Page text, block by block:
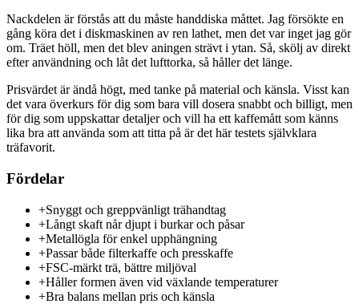
Nackdelen är förstås att du måste handdiska måttet. Jag försökte en
gång köra det i diskmaskinen av ren lathet, men det var inget jag gör
om. Träet höll, men det blev aningen strävt i ytan. Så, skölj av direkt
efter användning och låt det lufttorka, så håller det länge.
Prisvärdet är ändå högt, med tanke på material och känsla. Visst kan
det vara överkurs för dig som bara vill dosera snabbt och billigt, men
för dig som uppskattar detaljer och vill ha ett kaffemått som känns
lika bra att använda som att titta på är det här testets självklara
träfavorit.
Fördelar
+Snyggt och greppvänligt trähandtag
+Långt skaft når djupt i burkar och påsar
+Metallögla för enkel upphängning
+Passar både filterkaffe och presskaffe
+FSC-märkt trä, bättre miljöval
+Håller formen även vid växlande temperaturer
+Bra balans mellan pris och känsla